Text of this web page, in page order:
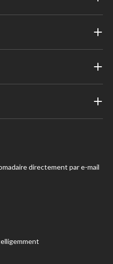
directement par e-mail